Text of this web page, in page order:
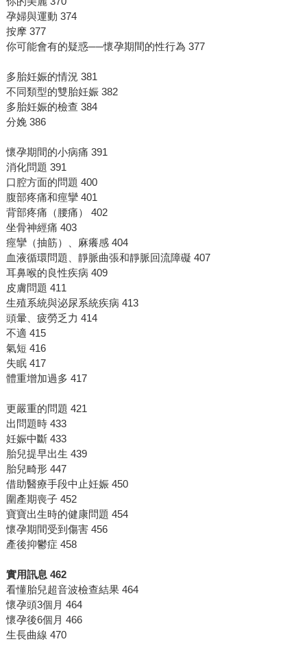
孕婦與運動 374
按摩 377
你可能會有的疑惑──懷孕期間的性行為 377
多胎妊娠的情況 381
不同類型的雙胎妊娠 382
多胎妊娠的檢查 384
分娩 386
懷孕期間的小病痛 391
消化問題 391
口腔方面的問題 400
腹部疼痛和痙攣 401
背部疼痛（腰痛） 402
坐骨神經痛 403
痙攣（抽筋）、麻癢感 404
血液循環問題、靜脈曲張和靜脈回流障礙 407
耳鼻喉的良性疾病 409
皮膚問題 411
生殖系統與泌尿系統疾病 413
頭暈、疲勞乏力 414
不適 415
氣短 416
失眠 417
體重增加過多 417
更嚴重的問題 421
出問題時 433
妊娠中斷 433
胎兒提早出生 439
胎兒畸形 447
借助醫療手段中止妊娠 450
圍產期喪子 452
寶寶出生時的健康問題 454
懷孕期間受到傷害 456
產後抑鬱症 458
實用訊息 462
看懂胎兒超音波檢查結果 464
懷孕頭3個月 464
懷孕後6個月 466
生長曲線 470